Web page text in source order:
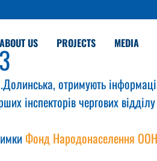
ABOUT US PROJECTS MEDIA
отримують
інспекторів чергових
Фонд Народонаселення ООН